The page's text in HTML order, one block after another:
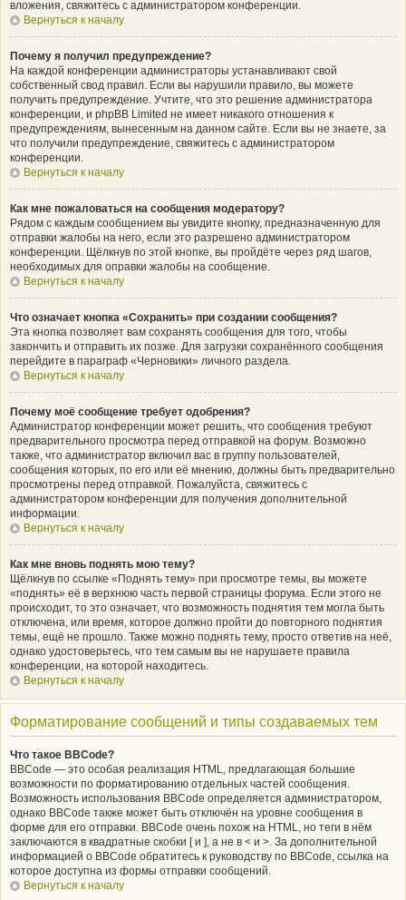
вложения, свяжитесь с администратором конференции.
Вернуться к началу
Почему я получил предупреждение?
На каждой конференции администраторы устанавливают свой
собственный свод правил. Если вы нарушили правило, вы можете
получить предупреждение. Учтите, что это решение администратора
конференции, и phpBB Limited не имеет никакого отношения к
предупреждениям, вынесенным на данном сайте. Если вы не знаете, за
что получили предупреждение, свяжитесь с администратором
конференции.
Вернуться к началу
Как мне пожаловаться на сообщения модератору?
Рядом с каждым сообщением вы увидите кнопку, предназначенную для
отправки жалобы на него, если это разрешено администратором
конференции. Щёлкнув по этой кнопке, вы пройдёте через ряд шагов,
необходимых для оправки жалобы на сообщение.
Вернуться к началу
Что означает кнопка «Сохранить» при создании сообщения?
Эта кнопка позволяет вам сохранять сообщения для того, чтобы
закончить и отправить их позже. Для загрузки сохранённого сообщения
перейдите в параграф «Черновики» личного раздела.
Вернуться к началу
Почему моё сообщение требует одобрения?
Администратор конференции может решить, что сообщения требуют
предварительного просмотра перед отправкой на форум. Возможно
также, что администратор включил вас в группу пользователей,
сообщения которых, по его или её мнению, должны быть предварительно
просмотрены перед отправкой. Пожалуйста, свяжитесь с
администратором конференции для получения дополнительной
информации.
Вернуться к началу
Как мне вновь поднять мою тему?
Щёлкнув по ссылке «Поднять тему» при просмотре темы, вы можете
«поднять» её в верхнюю часть первой страницы форума. Если этого не
происходит, то это означает, что возможность поднятия тем могла быть
отключена, или время, которое должно пройти до повторного поднятия
темы, ещё не прошло. Также можно поднять тему, просто ответив на неё,
однако удостоверьтесь, что тем самым вы не нарушаете правила
конференции, на которой находитесь.
Вернуться к началу
Форматирование сообщений и типы создаваемых тем
Что такое BBCode?
BBCode — это особая реализация HTML, предлагающая большие
возможности по форматированию отдельных частей сообщения.
Возможность использования BBCode определяется администратором,
однако BBCode также может быть отключён на уровне сообщения в
форме для его отправки. BBCode очень похож на HTML, но теги в нём
заключаются в квадратные скобки [ и ], а не в < и >. За дополнительной
информацией о BBCode обратитесь к руководству по BBCode, ссылка на
которое доступна из формы отправки сообщений.
Вернуться к началу